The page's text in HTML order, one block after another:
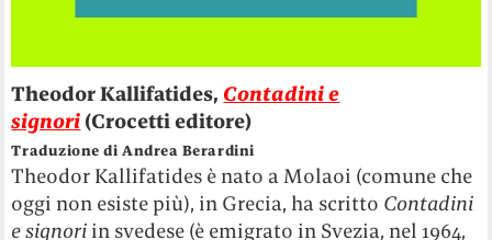
Theodor Kallifatides, Contadini e
signori (Crocetti editore)
Traduzione di Andrea Berardini
Theodor Kallifatides è nato a Molaoi (comune che
oggi non esiste più), in Grecia, ha scritto Contadini
e signori in svedese (è emigrato in Svezia, nel 1964,